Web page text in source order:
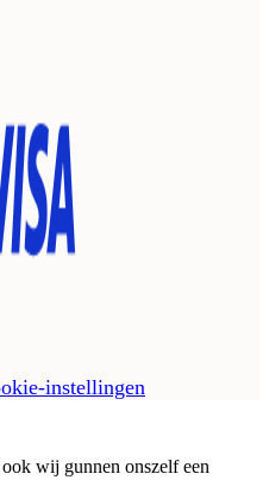
instellingen
wij gunnen onszelf een